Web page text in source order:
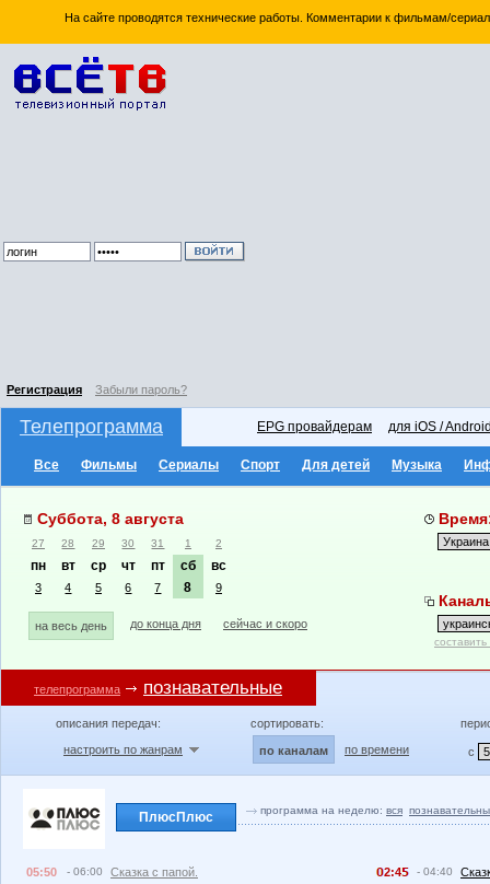
На сайте проводятся технические работы. Комментарии к фильмам/
Регистрация Забыли пароль?
Телепрограмма EPG провайдерам для iOS /
Все Фильмы Сериалы Спорт Для детей Музыка
Суббота, 8 августа
27 28 29 30 31 1 2
пн вт ср чт пт сб вс
3 4 5 6 7 8 9
на весь день до конца дня сейчас и скоро
телепрограмма познавательные
описания передач:
настроить по жанрам
сортировать:
по каналам по времени с
ПлюсПлюс программа на неделю: вся
05:50 - 06:00 Сказка с папой. 2:4 - 04:40